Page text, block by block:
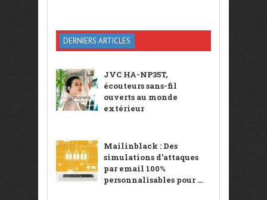
DERNIERS ARTICLES
JVC HA-NP35T,
écouteurs sans-fil
ouverts au monde
extérieur
Mailinblack : Des
simulations d’attaques
par email 100%
personnalisables pour ...